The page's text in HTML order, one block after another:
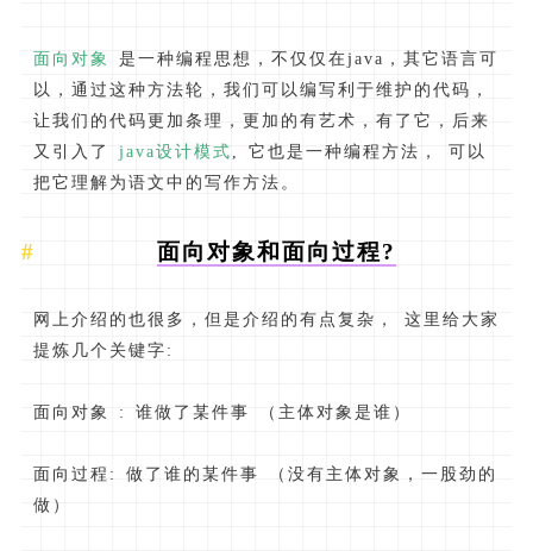
面向对象
是一种编程思想，不仅仅在java，其它语言可
以，通过这种方法轮，我们可以编写利于维护的代码，
让我们的代码更加条理，更加的有艺术，有了它，后来
又引入了 java设计模式 , 它也是一种编程方法， 可以
把它理解为语文中的写作方法。
面向对象和面向过程?
网上介绍的也很多，但是介绍的有点复杂， 这里给大家
提炼几个关键字:
面向对象 : 谁做了某件事 （主体对象是谁）
面向过程: 做了谁的某件事 （没有主体对象，一股劲的
做）